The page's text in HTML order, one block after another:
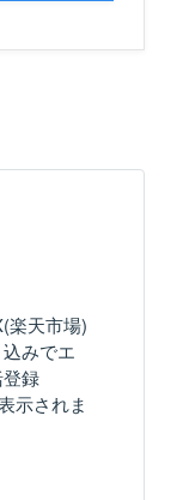
楽天市場)
込みでエ
登録
示されま